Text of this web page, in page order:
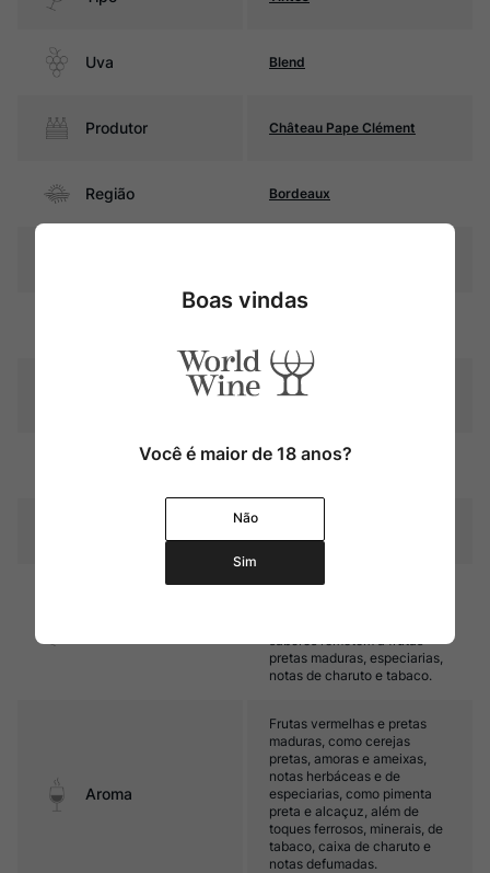
Uva Blend
Produtor Château Pape Clément
Região Bordeaux
Graduação Alcóoli
13,5%
Amadurecimento
18 meses em barricas de
Médio corpo a encorpado,
sabores remetem a frutas
pretas maduras, especiarias,
notas de charuto e tabaco.
Aroma
Frutas vermelhas e pretas
maduras, como cerejas
pretas, amoras e ameixas,
notas herbáceas e de
especiarias, como pimenta
preta e alcaçuz, além de
toques ferrosos, minerais, de
tabaco, caixa de charuto e
notas defumadas.
Boas vindas
Você é maior de 18 anos?
Não
Sim